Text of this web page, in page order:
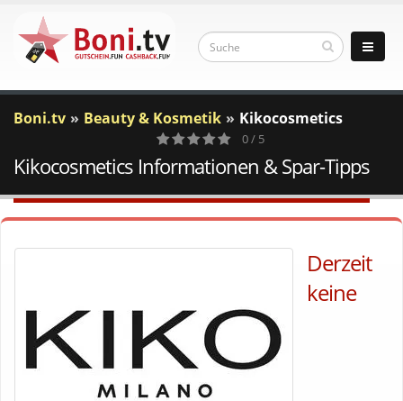
Boni.tv Beauty & Kosmetik Kikocosmetics
0
Votes
0 / 5
Kikocosmetics Informationen & Spar-Tipps
Derzeit
keine